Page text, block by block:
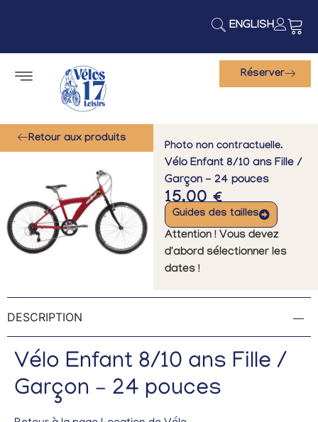
ENGLISH
Réserver
Retour aux produits
Photo non contractuelle.
Vélo Enfant 8/10 ans Fille /
Garçon - 24 pouces
15.00€
Guides des tailles
Attention ! Vous devez
d'abord sélectionner les
dates !
DESCRIPTION
Vélo Enfant 8/10 ans Fille /
Garçon – 24 pouces